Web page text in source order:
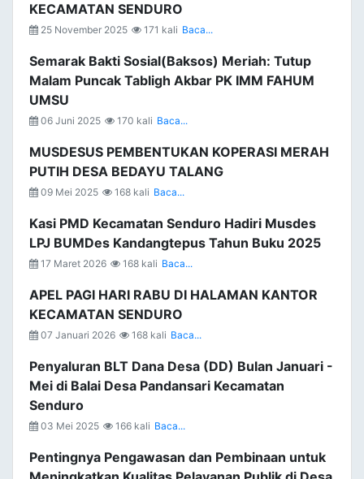
KECAMATAN SENDURO
25 November 2025 171 kali Baca...
Semarak Bakti Sosial(Baksos) Meriah: Tutup
Malam Puncak Tabligh Akbar PK IMM FAHUM
UMSU
06 Juni 2025 170 kali Baca...
MUSDESUS PEMBENTUKAN KOPERASI MERAH
PUTIH DESA BEDAYU TALANG
09 Mei 2025 168 kali Baca...
Kasi PMD Kecamatan Senduro Hadiri Musdes
LPJ BUMDes Kandangtepus Tahun Buku 2025
17 Maret 2026 168 kali Baca...
APEL PAGI HARI RABU DI HALAMAN KANTOR
KECAMATAN SENDURO
07 Januari 2026 168 kali Baca...
Penyaluran BLT Dana Desa (DD) Bulan Januari -
Mei di Balai Desa Pandansari Kecamatan
Senduro
03 Mei 2025 166 kali Baca...
Pentingnya Pengawasan dan Pembinaan untuk